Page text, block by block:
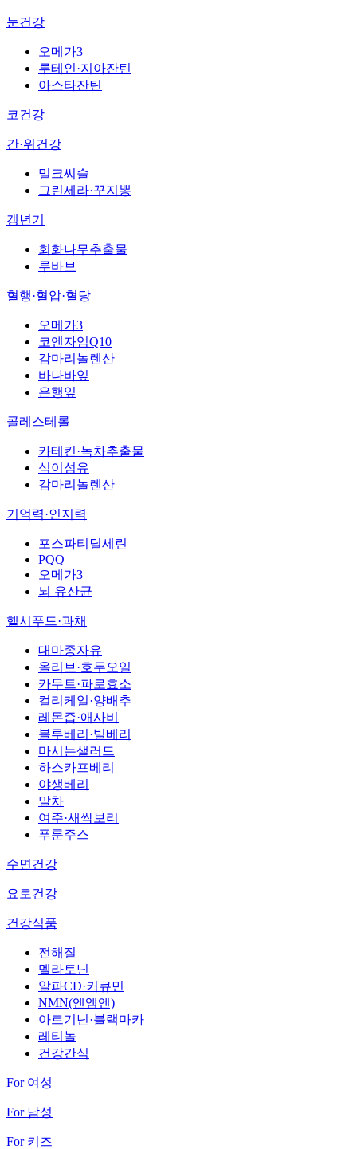
눈건강
오메가3
루테인·지아잔틴
아스타잔틴
코건강
간·위건강
밀크씨슬
그린세라·꾸지뽕
갱년기
회화나무추출물
루바브
혈행·혈압·혈당
오메가3
코엔자임Q10
감마리놀렌산
바나바잎
은행잎
콜레스테롤
카테킨·녹차추출물
식이섬유
감마리놀렌산
기억력·인지력
포스파티딜세린
PQQ
오메가3
뇌 유산균
헬시푸드·과채
대마종자유
올리브·호두오일
카무트·파로효소
컬리케일·양배추
레몬즙·애사비
블루베리·빌베리
마시는샐러드
하스카프베리
야생베리
말차
여주·새싹보리
푸룬주스
수면건강
요로건강
건강식품
전해질
멜라토닌
알파CD·커큐민
NMN(엔엠엔)
아르기닌·블랙마카
레티놀
건강간식
For 여성
For 남성
For 키즈